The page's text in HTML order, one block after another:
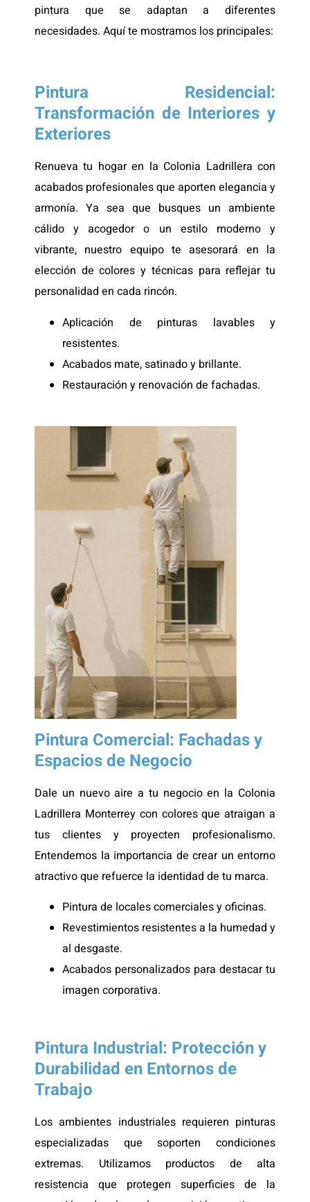
pintura que se adaptan a diferentes
necesidades. Aquí te mostramos los principales:
Pintura Residencial:
Transformación de Interiores y
Exteriores
Renueva tu hogar en la Colonia Ladrillera con
acabados profesionales que aporten elegancia y
armonía. Ya sea que busques un ambiente
cálido y acogedor o un estilo moderno y
vibrante, nuestro equipo te asesorará en la
elección de colores y técnicas para reflejar tu
personalidad en cada rincón.
Aplicación de pinturas lavables y
resistentes.
Acabados mate, satinado y brillante.
Restauración y renovación de fachadas.
Pintura Comercial: Fachadas y
Espacios de Negocio
Dale un nuevo aire a tu negocio en la Colonia
Ladrillera Monterrey con colores que atraigan a
tus clientes y proyecten profesionalismo.
Entendemos la importancia de crear un entorno
atractivo que refuerce la identidad de tu marca.
Pintura de locales comerciales y oficinas.
Revestimientos resistentes a la humedad y
al desgaste.
Acabados personalizados para destacar tu
imagen corporativa.
Pintura Industrial: Protección y
Durabilidad en Entornos de
Trabajo
Los ambientes industriales requieren pinturas
especializadas que soporten condiciones
extremas. Utilizamos productos de alta
resistencia que protegen superficies de la